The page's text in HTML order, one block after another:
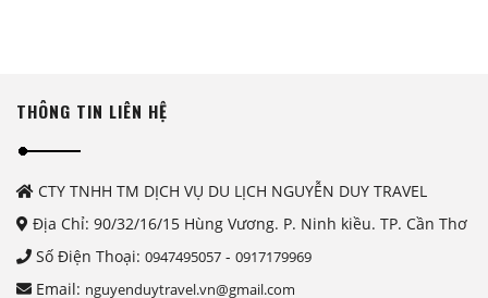
THÔNG TIN LIÊN HỆ
CTY TNHH TM DỊCH VỤ DU LỊCH NGUYỄN DUY TRAVEL
Địa Chỉ: 90/32/16/15 Hùng Vương. P. Ninh kiều. TP. Cần Thơ
Số Điện Thoại: 0947495057 - 0917179969
Email: nguyenduytravel.vn@gmail.com